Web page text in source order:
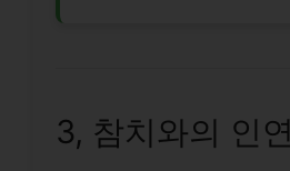
3, 참치와의 인연